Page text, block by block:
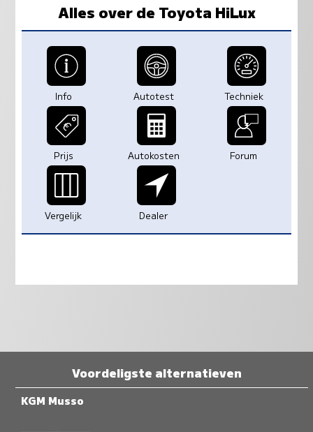
Alles over de Toyota HiLux
Info Autotest Techniek
Prijs Autokosten Forum
Vergelijk Dealer
Voordeligste alternatieven
KGM Musso